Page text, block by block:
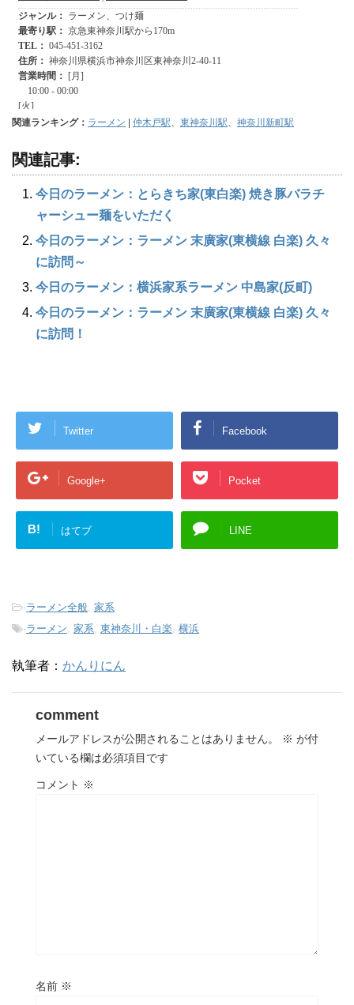
関連ランキング： ラーメン 仲木戸駅、 東神奈川駅、 神奈川新町駅
関連記事:
今日のラーメン：とらきち家(東白楽) 焼き豚バラチ
ャーシュー麺をいただく
今日のラーメン：ラーメン 末廣家(東横線 白楽) 久々
に訪問～
今日のラーメン：横浜家系ラーメン 中島家(反町)
今日のラーメン：ラーメン 末廣家(東横線 白楽) 久々
に訪問！
Twitter Facebook
Google+ Pocket
B! はてブ LINE
-ラーメン全般, 家系
-ラーメン, 家系, 東神奈川・白楽, 横浜
執筆者： かんりにん
comment
メールアドレスが公開されることはありません。 ※ が付
いている欄は必須項目です
コメント ※
名前 ※